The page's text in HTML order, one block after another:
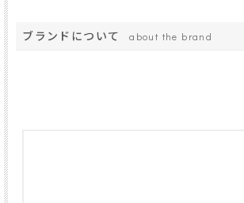
ブランドについて about the brand